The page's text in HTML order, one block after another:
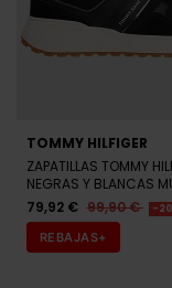
NEGRAS Y BLANCAS
79,92 € 99,90 € -
REBAJAS+